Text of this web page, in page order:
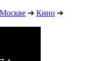
➔ Кино ➔